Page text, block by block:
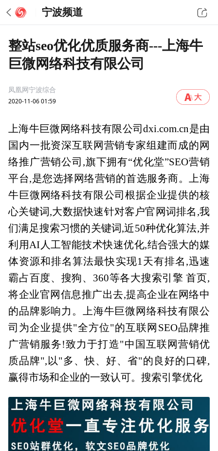
宁波频道
整站seo优化优质服务商---上海牛
巨微网络科技有限公司
凤凰网宁波综合
2020-11-06 01:59
上海牛巨微网络科技有限公司dxi.com.cn是由
国内一批资深互联网营销专家组建而成的网
络推广营销公司,旗下拥有“优化堂”SEO营销
平台,是您选择网络营销的首选服务商。上海
牛巨微网络科技有限公司根据企业提供的核
心关键词,大数据快速针对客户官网词排名,我
们满足搜索习惯的关键词,近50种优化算法,并
利用AI人工智能技术快速优化,结合强大的媒
体资源和排名算法最快实现1天有排名,迅速
霸占百度、搜狗、360等各大搜索引擎 首页,
将企业官网信息推广出去,提高企业在网络中
的品牌影响力。上海牛巨微网络科技有限公
司为企业提供"全方位"的互联网SEO品牌推
广营销服务!致力于打造"中国互联网营销优
质品牌",以"多、快、好、省"的良好的口碑,
赢得市场和企业的一致认可。搜索引擎优化